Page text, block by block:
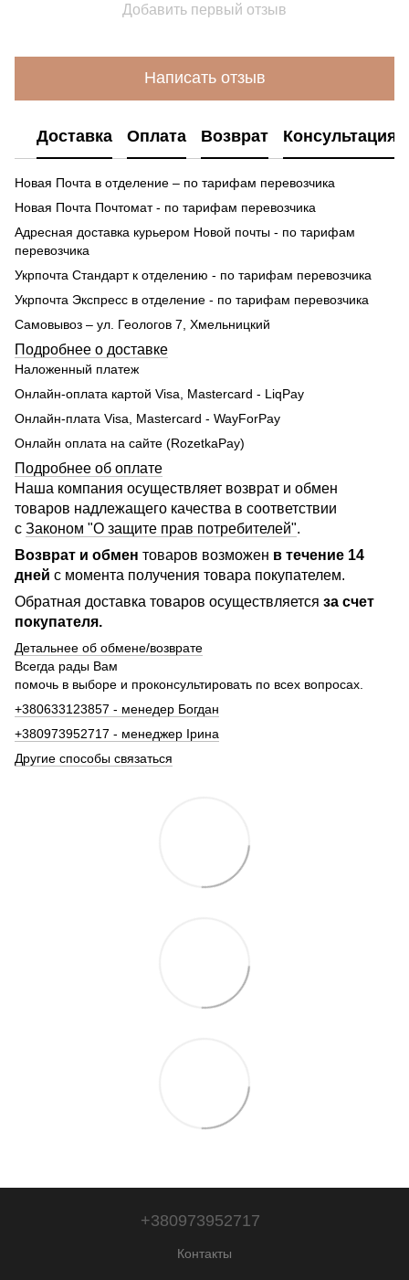
Добавить первый отзыв
Написать отзыв
Доставка Оплата Возврат Консультация
Новая Почта в отделение – по тарифам перевозчика
Новая Почта Почтомат - по тарифам перевозчика
Адресная доставка курьером Новой почты - по тарифам
перевозчика
Укрпочта Стандарт к отделению - по тарифам перевозчика
Укрпочта Экспресс в отделение - по тарифам перевозчика
Самовывоз – ул. Геологов 7, Хмельницкий
Подробнее о доставке
Наложенный платеж
Онлайн-оплата картой Visa, Mastercard - LiqPay
Онлайн-плата Visa, Mastercard - WayForPay
Онлайн оплата на сайте (RozetkaPay)
Подробнее об оплате
Наша компания осуществляет возврат и обмен
товаров надлежащего качества в соответствии
с Законом "О защите прав потребителей".
Возврат и обмен товаров возможен в течение 14
дней с момента получения товара покупателем.
Обратная доставка товаров осуществляется за счет
покупателя.
Детальнее об обмене/возврате
Всегда рады Вам
помочь в выборе и проконсультировать по всех вопросах.
+380633123857 - менедер Богдан
+380973952717 - менеджер Ірина
Другие способы связаться
+380973952717
Контакты